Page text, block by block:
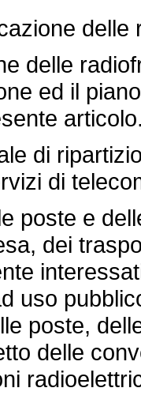
delle
ed il
di
di
e
dei
uso
poste,
delle